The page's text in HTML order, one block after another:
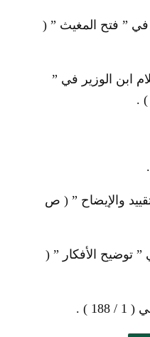
في ” فتح المغيث ” (
ابن الوزير في ”
والإيضاح ” ( ص
توضيح الأفكار ” (
) .